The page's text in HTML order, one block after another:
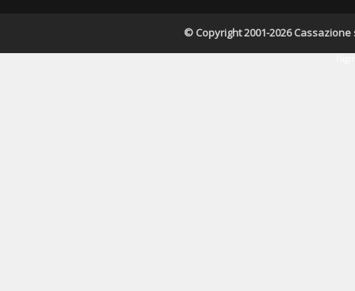
© Copyright 2001-2026 Cassazione